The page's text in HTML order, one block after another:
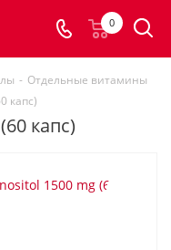
0
- Отдельные витамины
капс)
капс)